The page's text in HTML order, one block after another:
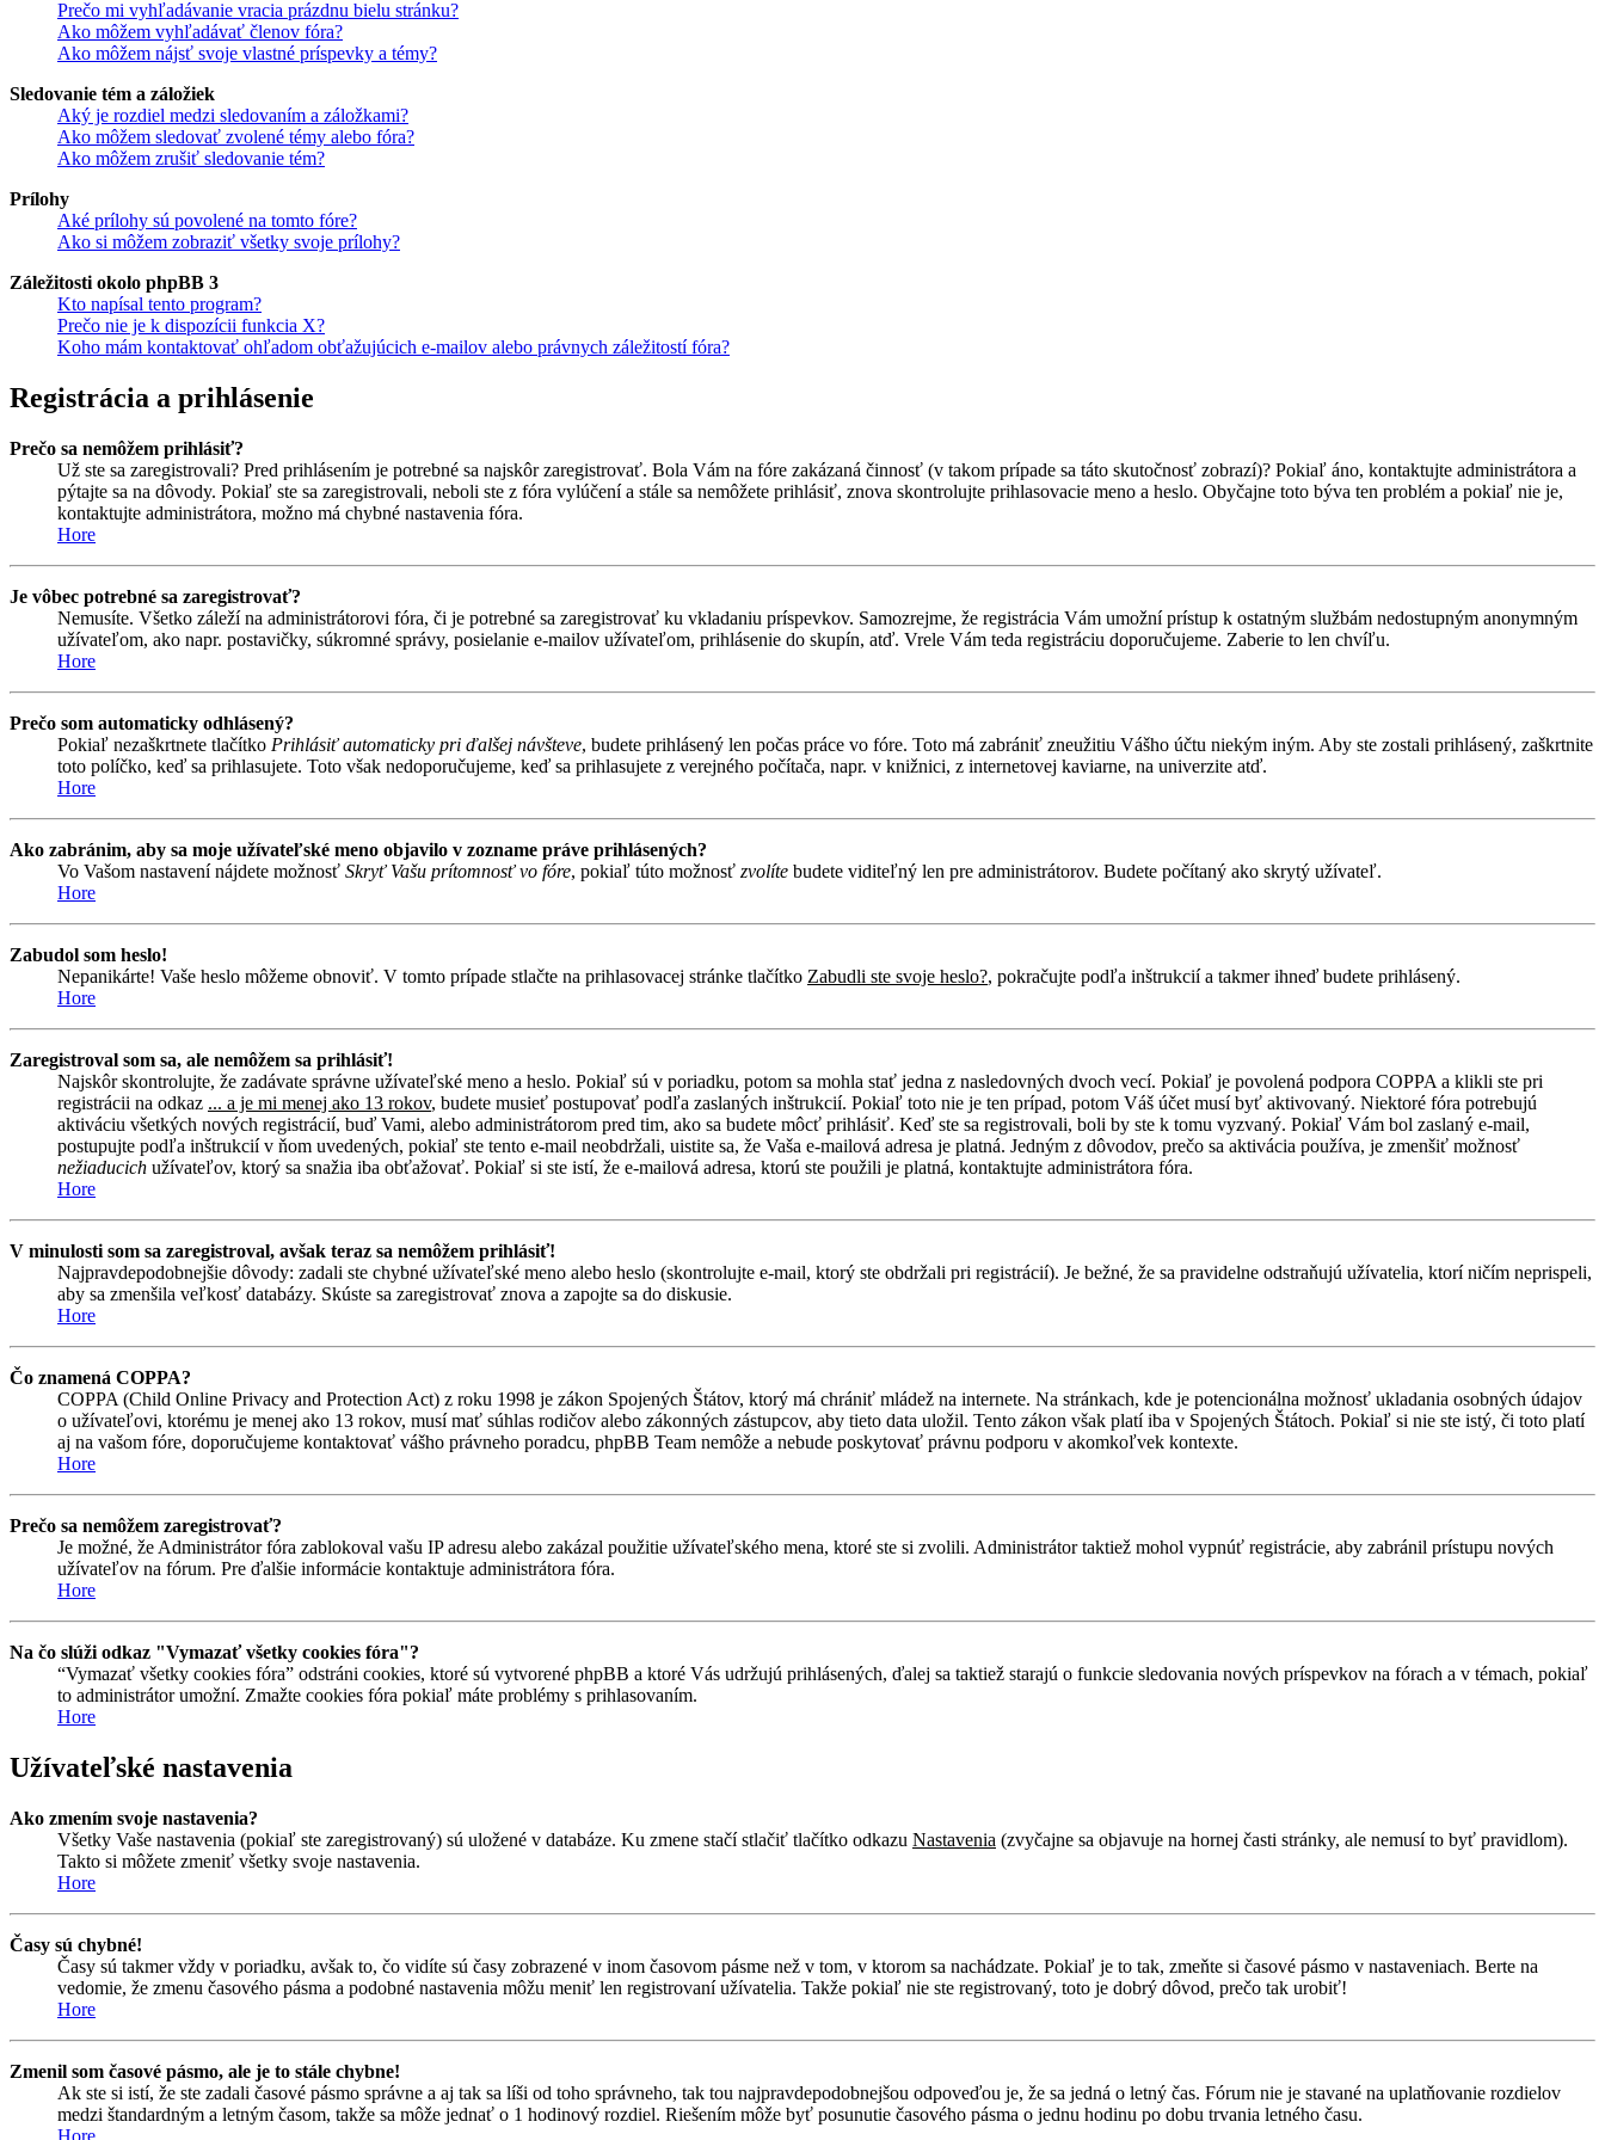
Prečo mi vyhľadávanie vracia prázdnu bielu stránku?
Ako môžem vyhľadávať členov fóra?
Ako môžem nájsť svoje vlastné príspevky a témy?
Sledovanie tém a záložiek
Aký je rozdiel medzi sledovaním a záložkami?
Ako môžem sledovať zvolené témy alebo fóra?
Ako môžem zrušiť sledovanie tém?
Prílohy
Aké prílohy sú povolené na tomto fóre?
Ako si môžem zobraziť všetky svoje prílohy?
Záležitosti okolo phpBB 3
Kto napísal tento program?
Prečo nie je k dispozícii funkcia X?
Koho mám kontaktovať ohľadom obťažujúcich e-mailov alebo právnych záležitostí fóra?
Registrácia a prihlásenie
Prečo sa nemôžem prihlásiť?
Už ste sa zaregistrovali? Pred prihlásením je potrebné sa najskôr zaregistrovať. Bola Vám na fóre zakázaná činnosť (v takom prípade sa táto skutočnosť zobrazí)? Pokiaľ áno, kontaktujte administrátora a
pýtajte sa na dôvody. Pokiaľ ste sa zaregistrovali, neboli ste z fóra vylúčení a stále sa nemôžete prihlásiť, znova skontrolujte prihlasovacie meno a heslo. Obyčajne toto býva ten problém a pokiaľ nie je,
kontaktujte administrátora, možno má chybné nastavenia fóra.
Hore
Je vôbec potrebné sa zaregistrovať?
Nemusíte. Všetko záleží na administrátorovi fóra, či je potrebné sa zaregistrovať ku vkladaniu príspevkov. Samozrejme, že registrácia Vám umožní prístup k ostatným službám nedostupným anonymným
užívateľom, ako napr. postavičky, súkromné správy, posielanie e-mailov užívateľom, prihlásenie do skupín, atď. Vrele Vám teda registráciu doporučujeme. Zaberie to len chvíľu.
Hore
Prečo som automaticky odhlásený?
Pokiaľ nezaškrtnete tlačítko Prihlásiť automaticky pri ďalšej návšteve, budete prihlásený len počas práce vo fóre. Toto má zabrániť zneužitiu Vášho účtu niekým iným. Aby ste zostali prihlásený, zaškrtnite
toto políčko, keď sa prihlasujete. Toto však nedoporučujeme, keď sa prihlasujete z verejného počítača, napr. v knižnici, z internetovej kaviarne, na univerzite atď.
Hore
Ako zabránim, aby sa moje užívateľské meno objavilo v zozname práve prihlásených?
Vo Vašom nastavení nájdete možnosť Skryť Vašu prítomnosť vo fóre, pokiaľ túto možnosť zvolíte budete viditeľný len pre administrátorov. Budete počítaný ako skrytý užívateľ.
Hore
Zabudol som heslo!
Nepanikárte! Vaše heslo môžeme obnoviť. V tomto prípade stlačte na prihlasovacej stránke tlačítko Zabudli ste svoje heslo?, pokračujte podľa inštrukcií a takmer ihneď budete prihlásený.
Hore
Zaregistroval som sa, ale nemôžem sa prihlásiť!
Najskôr skontrolujte, že zadávate správne užívateľské meno a heslo. Pokiaľ sú v poriadku, potom sa mohla stať jedna z nasledovných dvoch vecí. Pokiaľ je povolená podpora COPPA a klikli ste pri
registrácii na odkaz ... a je mi menej ako 13 rokov, budete musieť postupovať podľa zaslaných inštrukcií. Pokiaľ toto nie je ten prípad, potom Váš účet musí byť aktivovaný. Niektoré fóra potrebujú
aktiváciu všetkých nových registrácií, buď Vami, alebo administrátorom pred tim, ako sa budete môcť prihlásiť. Keď ste sa registrovali, boli by ste k tomu vyzvaný. Pokiaľ Vám bol zaslaný e-mail,
postupujte podľa inštrukcií v ňom uvedených, pokiaľ ste tento e-mail neobdržali, uistite sa, že Vaša e-mailová adresa je platná. Jedným z dôvodov, prečo sa aktivácia používa, je zmenšiť možnosť
nežiaducich užívateľov, ktorý sa snažia iba obťažovať. Pokiaľ si ste istí, že e-mailová adresa, ktorú ste použili je platná, kontaktujte administrátora fóra.
Hore
V minulosti som sa zaregistroval, avšak teraz sa nemôžem prihlásiť!
Najpravdepodobnejšie dôvody: zadali ste chybné užívateľské meno alebo heslo (skontrolujte e-mail, ktorý ste obdržali pri registrácií). Je bežné, že sa pravidelne odstraňujú užívatelia, ktorí ničím neprispeli,
aby sa zmenšila veľkosť databázy. Skúste sa zaregistrovať znova a zapojte sa do diskusie.
Hore
Čo znamená COPPA?
COPPA (Child Online Privacy and Protection Act) z roku 1998 je zákon Spojených Štátov, ktorý má chrániť mládež na internete. Na stránkach, kde je potencionálna možnosť ukladania osobných údajov
o užívateľovi, ktorému je menej ako 13 rokov, musí mať súhlas rodičov alebo zákonných zástupcov, aby tieto data uložil. Tento zákon však platí iba v Spojených Štátoch. Pokiaľ si nie ste istý, či toto platí
aj na vašom fóre, doporučujeme kontaktovať vášho právneho poradcu, phpBB Team nemôže a nebude poskytovať právnu podporu v akomkoľvek kontexte.
Hore
Prečo sa nemôžem zaregistrovať?
Je možné, že Administrátor fóra zablokoval vašu IP adresu alebo zakázal použitie užívateľského mena, ktoré ste si zvolili. Administrátor taktiež mohol vypnúť registrácie, aby zabránil prístupu nových
užívateľov na fórum. Pre ďalšie informácie kontaktuje administrátora fóra.
Hore
Na čo slúži odkaz "Vymazať všetky cookies fóra"?
“Vymazať všetky cookies fóra” odstráni cookies, ktoré sú vytvorené phpBB a ktoré Vás udržujú prihlásených, ďalej sa taktiež starajú o funkcie sledovania nových príspevkov na fórach a v témach, pokiaľ
to administrátor umožní. Zmažte cookies fóra pokiaľ máte problémy s prihlasovaním.
Hore
Užívateľské nastavenia
Ako zmením svoje nastavenia?
Všetky Vaše nastavenia (pokiaľ ste zaregistrovaný) sú uložené v databáze. Ku zmene stačí stlačiť tlačítko odkazu Nastavenia (zvyčajne sa objavuje na hornej časti stránky, ale nemusí to byť pravidlom).
Takto si môžete zmeniť všetky svoje nastavenia.
Hore
Časy sú chybné!
Časy sú takmer vždy v poriadku, avšak to, čo vidíte sú časy zobrazené v inom časovom pásme než v tom, v ktorom sa nachádzate. Pokiaľ je to tak, zmeňte si časové pásmo v nastaveniach. Berte na
vedomie, že zmenu časového pásma a podobné nastavenia môžu meniť len registrovaní užívatelia. Takže pokiaľ nie ste registrovaný, toto je dobrý dôvod, prečo tak urobiť!
Hore
Zmenil som časové pásmo, ale je to stále chybne!
Ak ste si istí, že ste zadali časové pásmo správne a aj tak sa líši od toho správneho, tak tou najpravdepodobnejšou odpoveďou je, že sa jedná o letný čas. Fórum nie je stavané na uplatňovanie rozdielov
medzi štandardným a letným časom, takže sa môže jednať o 1 hodinový rozdiel. Riešením môže byť posunutie časového pásma o jednu hodinu po dobu trvania letného času.
Hore